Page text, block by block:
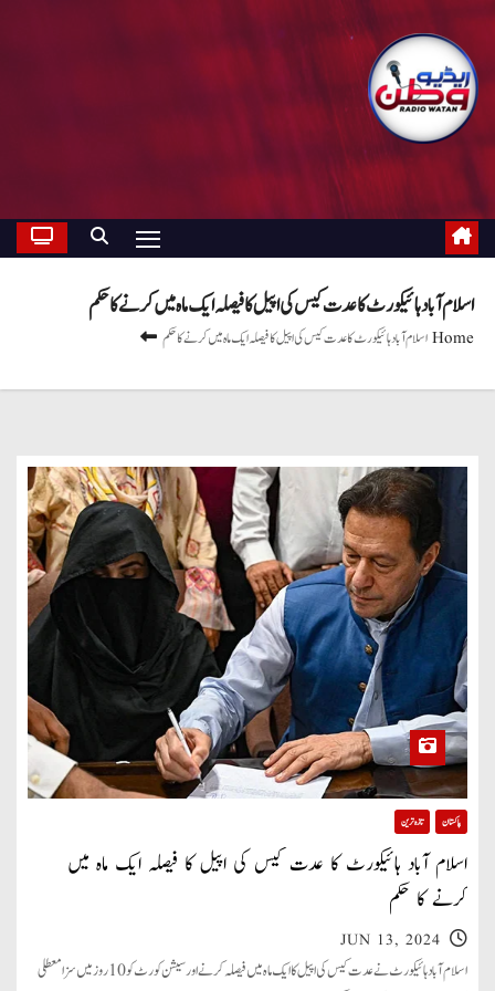
اسلام آباد ہائیکورٹ کا عدت کیس کی اپیل کا فیصلہ ایک ماہ میں کرنے کا حکم
Homeاسلام آباد ہائیکورٹ کا عدت کیس کی اپیل کا فیصلہ ایک ماہ میں کرنے کا حکم
پاکستان تازہ ترین
اسلام آباد ہائیکورٹ کا عدت کیس کی اپیل کا فیصلہ ایک ماہ میں
کرنے کا حکم
JUN 13, 2024
اسلام آباد ہائیکورٹ نے عدت کیس کی اپیل کا ایک ماہ میں فیصلہ کرنے اور سیشن کورٹ کو 10 روز میں سزا معطلی